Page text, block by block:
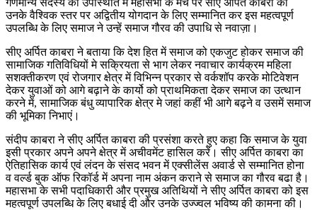
उनके वैश्विक स्तर पर अद्वितीय योगदान के लिए सम्मानित कर इस महत्वपूर्ण
उपलब्धि के लिए समाज ने उन्हें समाज गौरव की उपाधि से नवाज़ा।
सीए अर्पित काबरा ने बताया कि देश हित में समाज को एकजुट होकर समाज की
सामाजिक गतिविधियों मे सक्रियता से भाग लेकर नवाचार कार्यक्रम महिला
सशक्तीकरण एवं रोजगार क्षेत्र में विभिन्न प्रकार से वर्कशॉप करके मोटिवेशन
देकर युवाओं को आगे बढ़ाने के कार्यो को प्राथमिकता देकर समाज का उत्थान
करने में, सामाजिक बंधु व्यापारिक क्षेत्र मे जहां कहीं भी आगे बढ़ने व उसमें समाज
की भूमिका निभाएं।
संदीप काबरा ने सीए अर्पित काबरा की प्रसंशा करते हुए कहा कि समाज के युवा
इसी प्रकार अपने अपने क्षेत्र में अचीवमेंट हासिल करें। सीए अर्पित काबरा का
ऐतिहासिक कार्य एवं लंदन के संसद भवन में एक्सीलेंस अवार्ड से सम्मानित होना
व वर्ल्ड बुक ऑफ रिकॉर्ड में अपना नाम अंकन कराने से समाज का गौरव बढा है।
महासभा के सभी पदाधिकारी और प्रमुख अतिथियों ने सीए अर्पित काबरा को इस
महत्वपूर्ण उपलब्धि के लिए बधाई दी और उनके उज्ज्वल भविष्य की कामना की।